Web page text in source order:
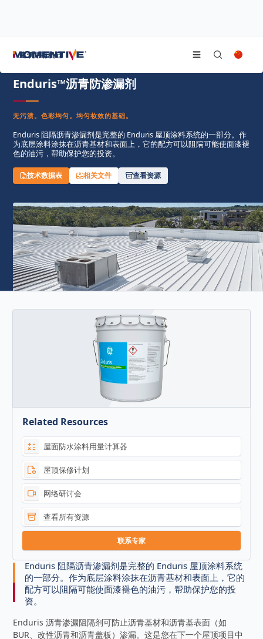
建筑用有机硅
Enduris™沥青防渗漏剂
无污渍。色彩均匀。均匀妆效的基础。
Enduris 阻隔沥青渗漏剂是完整的 Enduris 屋顶涂料系统的一部分。作
为底层涂料涂抹在沥青基材和表面上，它的配方可以阻隔可能使面漆褪
色的油污，帮助保护您的投资。
技术数据表 相关文件 查看资源
Related Resources
屋面防水涂料用量计算器
屋顶保修计划
网络研讨会
查看所有资源
联系专家
Enduris 阻隔沥青渗漏剂是完整的 Enduris 屋顶涂料系统
的一部分。作为底层涂料涂抹在沥青基材和表面上，它的
配方可以阻隔可能使面漆褪色的油污，帮助保护您的投
资。
Enduris 沥青渗漏阻隔剂可防止沥青基材和沥青基表面（如
BUR、改性沥青和沥青盖板）渗漏。这是您在下一个屋顶项目中